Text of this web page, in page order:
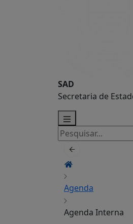
SAD
Secretaria de
Pesquisar
por:
Agenda
Agenda Interna